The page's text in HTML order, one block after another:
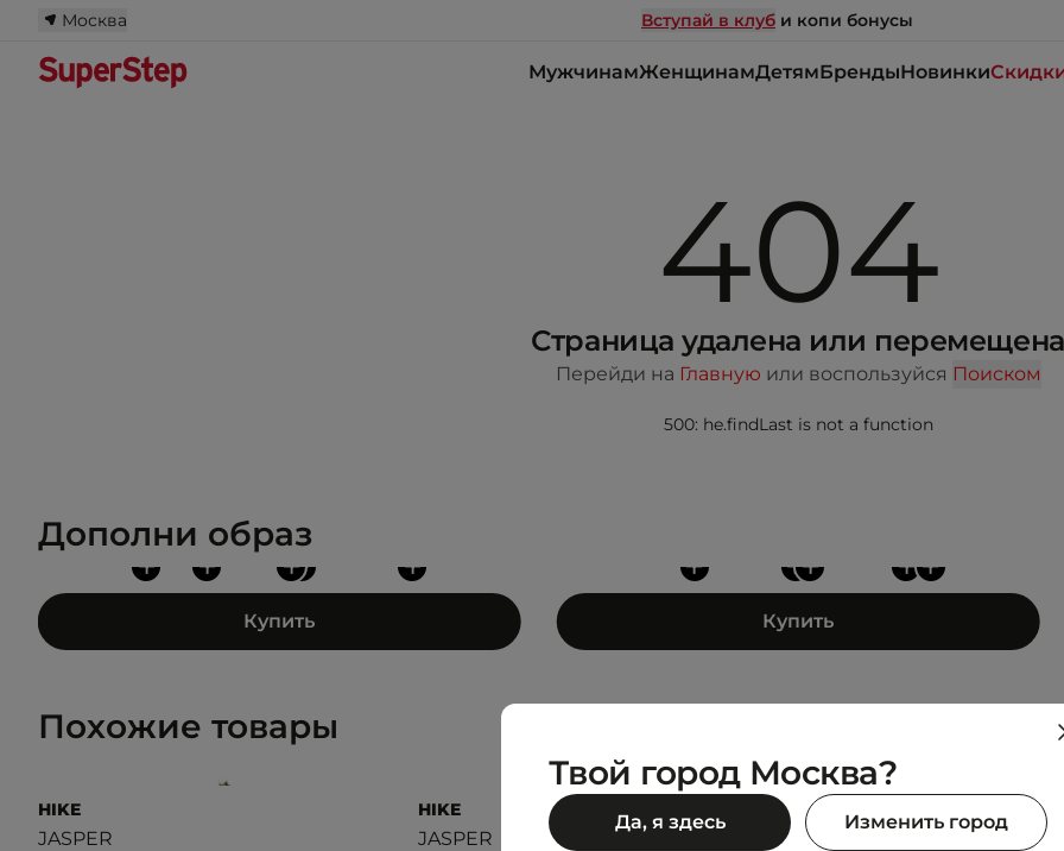
Москва Вступай в клуб и копи бонусы
МужчинамЖенщинамДетямБрендыНовинки
404
Страница удалена или перемещена
Перейди на Главную или воспользуйся Поиском
500: he.findLast is not a function
Дополни образ
+
+
+ + +
Купить
+
+
+ + +
Купить
Похожие товары
HIKE
JASPER
HIKE
JASPER
HIKE
JASPER
Твой город Москва?
Да, я здесь Изменить город